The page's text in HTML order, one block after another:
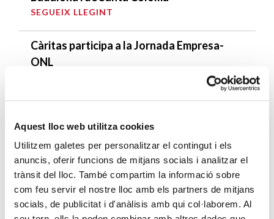
Aquest lloc web utilitza cookies
Utilitzem galetes per personalitzar el contingut i els
anuncis, oferir funcions de mitjans socials i analitzar el
trànsit del lloc. També compartim la informació sobre
com feu servir el nostre lloc amb els partners de mitjans
socials, de publicitat i d'anàlisis amb qui col·laborem. Al
SEGUEIX LLEGINT
Càritas participa a la Jornada Empresa-
ONL
Càritas expressa la seva preocupació per
la situació a Ceuta i fa una crida a la
protecció de la dignitat humana
SEGUEIX LLEGINT